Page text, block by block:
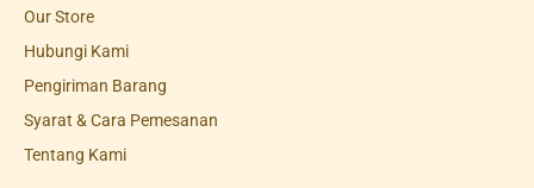
Our Store
Hubungi Kami
Pengiriman Barang
Syarat & Cara Pemesanan
Tentang Kami